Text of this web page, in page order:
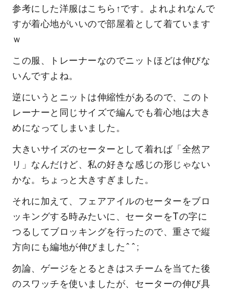
参考にした洋服はこちら↑です。よれよれなんで
すが着心地がいいので部屋着として着ています
ｗ
この服、トレーナーなのでニットほどは伸びな
いんですよね。
逆にいうとニットは伸縮性があるので、このト
レーナーと同じサイズで編んでも着心地は大き
めになってしまいました。
大きいサイズのセーターとして着れば「全然ア
リ」なんだけど、私の好きな感じの形じゃない
かな。ちょっと大きすぎました。
それに加えて、フェアアイルのセーターをブロ
ッキングする時みたいに、セーターをTの字に
つるしてブロッキングを行ったので、重さで縦
方向にも編地が伸びました^^;
勿論、ゲージをとるときはスチームを当てた後
のスワッチを使いましたが、セーターの伸び具